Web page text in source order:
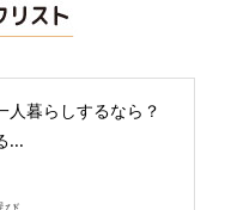
人暮らしするなら？
...